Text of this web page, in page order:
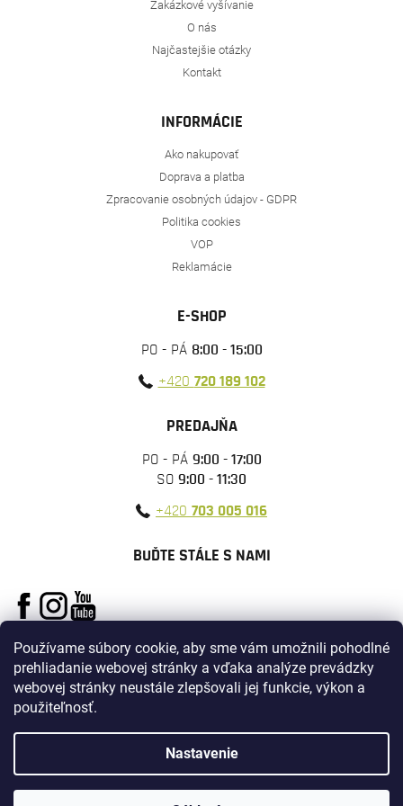
Používame súbory cookie, aby sme vám umožnili pohodlné
prehliadanie webovej stránky a vďaka analýze prevádzky
webovej stránky neustále zlepšovali jej funkcie, výkon a
použiteľnosť.
Nastavenie
Zakázkové vyšívanie
O nás
Najčastejšie otázky
Kontakt
INFORMÁCIE
Ako nakupovať
Doprava a platba
Zpracovanie osobných údajov - GDPR
Politika cookies
VOP
Reklamácie
E-SHOP
PO - PÁ 8:00 - 15:00
+420 720 189 102
PREDAJŇA
PO - PÁ 9:00 - 17:00
SO 9:00 - 11:30
+420 703 005 016
BUĎTE STÁLE S NAMI
Vytvoril Shoptet